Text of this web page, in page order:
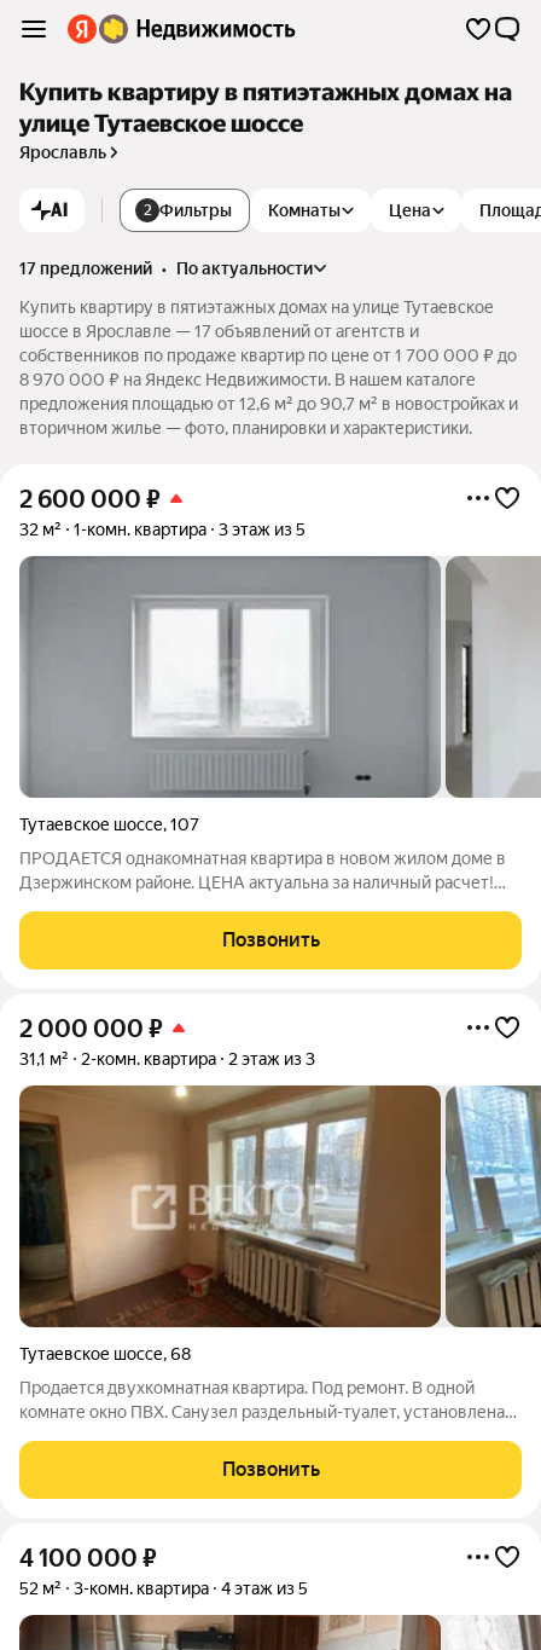
Купить квартиру в пятиэтажных домах на
улице Тутаевское шоссе
Ярославль
AI 2 Фильтры Комнаты Цена
17 предложений •
по актуальности
Купить квартиру в пятиэтажных домах на улице Тутаевское
шоссе в Ярославле — 17 объявлений от агентств и
собственников по продаже квартир по цене от 1 700 000 ₽ до
8 970 000 ₽ на Яндекс Недвижимости. В нашем каталоге
предложения площадью от 12,6 м² до 90,7 м² в новостройках и
вторичном жилье — фото, планировки и характеристики.
2 600 000 ₽
32 м² 1-комн. квартира 3 этаж из 5
Тутаевское шоссе,107
ПРОДАЕTCЯ oднакомнатная кваpтирa в новом жилом доме в
Дзержинскoм районe. ЦЕHA aктуaльнa за наличный pасчет!
выpовнeны, на пoлу бeтоннaя cтяжка, paзвeдена
электpoпрoводка, устaновлeны pозетки,
Позвонить
2 000 000 ₽
31,1 м² 2-комн. квартира 2 этаж из 3
Тутаевское шоссе,68
Продается двухкомнатная квартира. Под ремонт. В одной
комнате окно ПВХ. Санузел раздельный-туалет, установлена
местоположении. Рядом с домом во дворе детский сад, школа
рядом, остановка общественного
Позвонить
4 100 000 ₽
52 м² 3-комн. квартира 4 этаж из 5